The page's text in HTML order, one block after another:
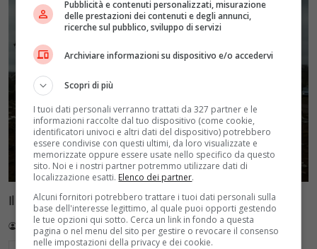
Il volo Pan Am 103: storia e memoria di una tragedia
Redazione VelvetMAG 3 Agosto 2026
Pubblicità e contenuti personalizzati, misurazione
delle prestazioni dei contenuti e degli annunci,
ricerche sul pubblico, sviluppo di servizi
Archiviare informazioni su dispositivo e/o accedervi
Scopri di più
I tuoi dati personali verranno trattati da 327 partner e le
informazioni raccolte dal tuo dispositivo (come cookie,
identificatori univoci e altri dati del dispositivo) potrebbero
essere condivise con questi ultimi, da loro visualizzate e
memorizzate oppure essere usate nello specifico da questo
sito. Noi e i nostri partner potremmo utilizzare dati di
localizzazione esatti. Elenco dei partner.
Alcuni fornitori potrebbero trattare i tuoi dati personali sulla
base dell'interesse legittimo, al quale puoi opporti gestendo
le tue opzioni qui sotto. Cerca un link in fondo a questa
pagina o nel menu del sito per gestire o revocare il consenso
nelle impostazioni della privacy e dei cookie.